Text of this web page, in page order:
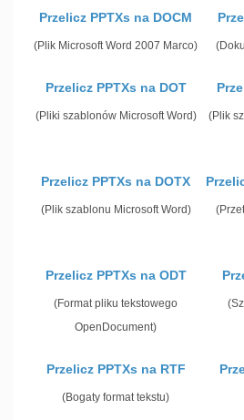
Przelicz PPTXs na DOCM
(Plik Microsoft Word 2007 Marco)
Przelicz PPTXs na DOT
(Pliki szablonów Microsoft Word)
(Plik
Przelicz PPTXs na DOTX
(Plik szablonu Microsoft Word)
Przelicz PPTXs na ODT
(Format pliku tekstowego
OpenDocument)
Przelicz PPTXs na RTF
(Bogaty format tekstu)